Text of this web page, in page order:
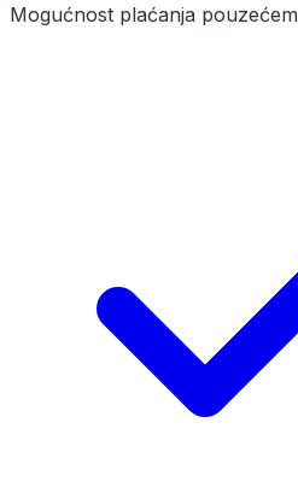
Mogućnost plaćanja pouzećem